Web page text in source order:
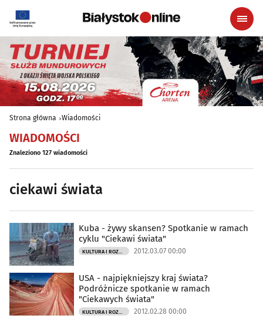
Strona główna Wiadomości
WIADOMOŚCI
Znaleziono 127 wiadomości
ciekawi świata
Kuba - żywy skansen? Spotkanie w ramach
cyklu "Ciekawi świata"
KULTURA I ROZRYWKA 2012.03.07 00:00
USA - najpiękniejszy kraj świata?
Podróżnicze spotkanie w ramach
"Ciekawych świata"
KULTURA I ROZRYWKA 2012.02.28 00:00